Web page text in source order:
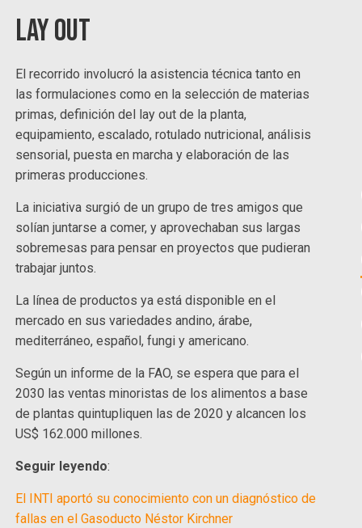
Lay out
El recorrido involucró la asistencia técnica tanto en
las formulaciones como en la selección de materias
primas, definición del lay out de la planta,
equipamiento, escalado, rotulado nutricional, análisis
sensorial, puesta en marcha y elaboración de las
primeras producciones.
La iniciativa surgió de un grupo de tres amigos que
solían juntarse a comer, y aprovechaban sus largas
sobremesas para pensar en proyectos que pudieran
trabajar juntos.
La línea de productos ya está disponible en el
mercado en sus variedades andino, árabe,
mediterráneo, español, fungi y americano.
Según un informe de la FAO, se espera que para el
2030 las ventas minoristas de los alimentos a base
de plantas quintupliquen las de 2020 y alcancen los
US$ 162.000 millones.
Seguir leyendo:
El INTI aportó su conocimiento con un diagnóstico de
fallas en el Gasoducto Néstor Kirchner